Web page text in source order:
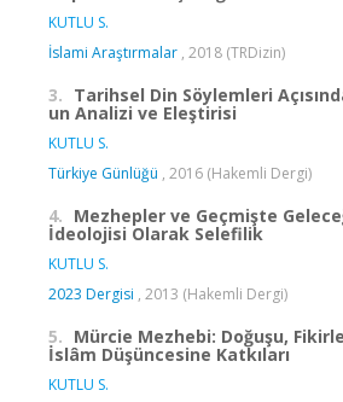
KUTLU S.
İslami Araştırmalar , 2018 (TRDizin)
3. Tarihsel Din Söylemleri
un Analizi ve Eleştirisi
KUTLU S.
Türkiye Günlüğü , 2016 (Hakemli Dergi)
4. Mezhepler ve Geçmişte
İdeolojisi Olarak Selefilik
KUTLU S.
2023 Dergisi , 2013 (Hakemli Dergi)
5. Mürcie Mezhebi: Doğuşu,
İslâm Düşüncesine Katkıları
KUTLU S.